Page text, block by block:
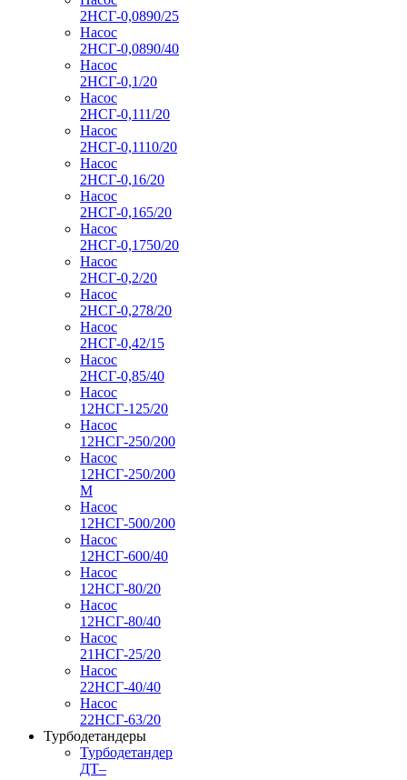
2НСГ-0,0890/25
Насос
2НСГ-0,0890/40
Насос
2НСГ-0,1/20
Насос
2НСГ-0,111/20
Насос
2НСГ-0,1110/20
Насос
2НСГ-0,16/20
Насос
2НСГ-0,165/20
Насос
2НСГ-0,1750/20
Насос
2НСГ-0,2/20
Насос
2НСГ-0,278/20
Насос
2НСГ-0,42/15
Насос
2НСГ-0,85/40
Насос
12НСГ-125/20
Насос
12НСГ-250/200
Насос
12НСГ-250/200
М
Насос
12НСГ-500/200
Насос
12НСГ-600/40
Насос
12НСГ-80/20
Насос
12НСГ-80/40
Насос
21НСГ-25/20
Насос
22НСГ-40/40
Насос
22НСГ-63/20
Турбодетандеры
Турбодетандер
ДТ–